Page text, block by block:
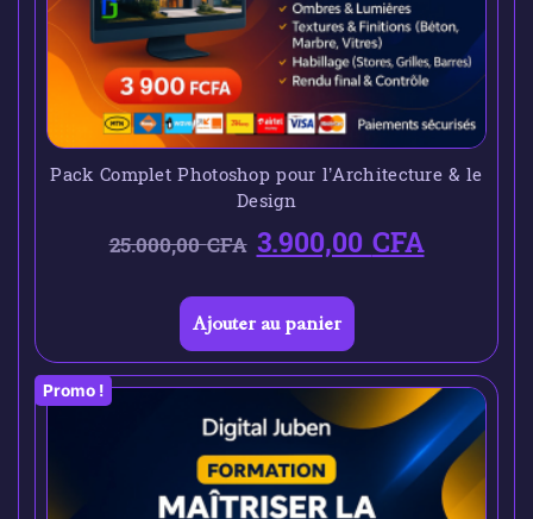
Pack Complet Photoshop pour l’Architecture & le
Design
25.000,00CFA 3.900,00CFA
Ajouter au panier
Promo !